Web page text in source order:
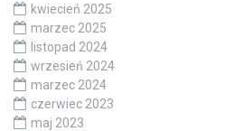
kwiecień 2025
marzec 2025
listopad 2024
wrzesień 2024
marzec 2024
czerwiec 2023
maj 2023